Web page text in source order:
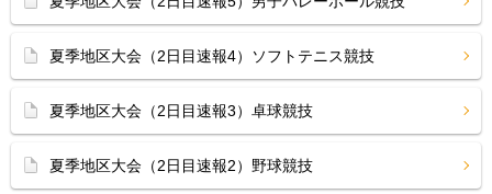
夏季地区大会（2日目速報4）ソフトテニス競技
夏季地区大会（2日目速報3）卓球競技
夏季地区大会（2日目速報2）野球競技